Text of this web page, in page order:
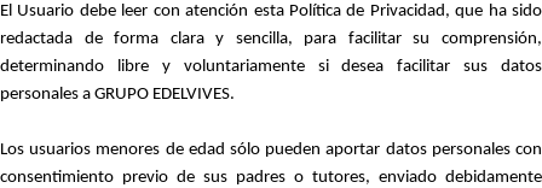
El Usuario debe leer con atención esta Política de Privacidad, que ha sido
redactada de forma clara y sencilla, para facilitar su comprensión,
determinando libre y voluntariamente si desea facilitar sus datos
personales a GRUPO EDELVIVES.
Los usuarios menores de edad sólo pueden aportar datos personales con
consentimiento previo de sus padres o tutores, enviado debidamente